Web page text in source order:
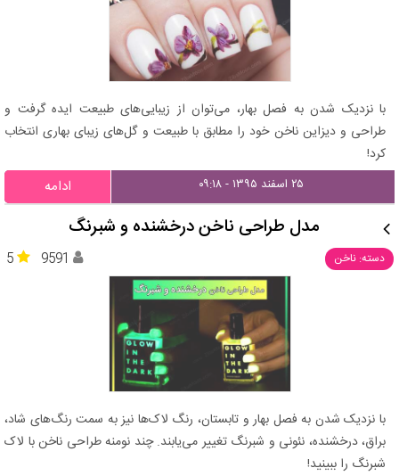
با نزدیک شدن به فصل بهار، می‌توان از زیبایی‌های طبیعت ایده گرفت و
طراحی و دیزاین ناخن خود را مطابق با طبیعت و گل‌های زیبای بهاری انتخاب
کرد!
۲۵ اسفند ۱۳۹۵ - ۰۹:۱۸ ادامه
مدل طراحی ناخن درخشنده و شبرنگ
دسته: ناخن 5 9591
با نزدیک شدن به فصل بهار و تابستان، رنگ لاک‌ها نیز به سمت رنگ‌های شاد،
براق، درخشنده، نئونی و شبرنگ تغییر می‌یابند. چند نومنه طراحی ناخن با لاک
شبرنگ را ببینید!